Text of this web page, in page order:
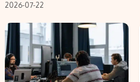
2026-07-22